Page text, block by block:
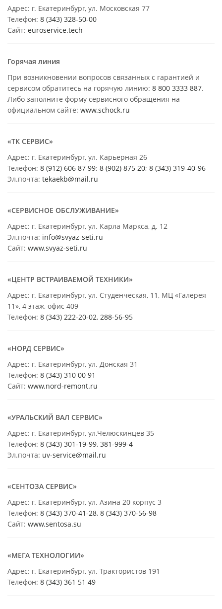
Адрес: г. Екатеринбург, ул. Московская 77
Телефон: 8 (343) 328-50-00
Сайт: euroservice.tech
Горячая линия
При возникновении вопросов связанных с гарантией и
сервисом обратитесь на горячую линию: 8 800 3333 887.
Либо заполните форму сервисного обращения на
официальном сайте: www.schock.ru
«ТК СЕРВИС»
Адрес: г. Екатеринбург, ул. Карьерная 26
Телефон: 8 (912) 606 87 99; 8 (902) 875 20; 8 (343) 319-40-96
Эл.почта: tekaekb@mail.ru
«СЕРВИСНОЕ ОБСЛУЖИВАНИЕ»
Адрес: г. Екатеринбург, ул. Карла Маркса, д. 12
Эл.почта: info@svyaz-seti.ru
Сайт: www.svyaz-seti.ru
«ЦЕНТР ВСТРАИВАЕМОЙ ТЕХНИКИ»
Адрес: г. Екатеринбург, ул. Студенческая, 11, МЦ «Галерея
11», 4 этаж, офис 409
Телефон: 8 (343) 222-20-02, 288-56-95
«НОРД СЕРВИС»
Адрес: г. Екатеринбург, ул. Донская 31
Телефон: 8 (343) 310 00 91
Сайт: www.nord-remont.ru
«УРАЛЬСКИЙ ВАЛ СЕРВИС»
Адрес: г. Екатеринбург, ул.Челюскинцев 35
Телефон: 8 (343) 301-19-99, 381-999-4
Эл.почта: uv-service@mail.ru
«СЕНТОЗА СЕРВИС»
Адрес: г. Екатеринбург, ул. Азина 20 корпус 3
Телефон: 8 (343) 370-41-28, 8 (343) 370-56-98
Сайт: www.sentosa.su
«МЕГА ТЕХНОЛОГИИ»
Адрес: г. Екатеринбург, ул. Трактористов 191
Телефон: 8 (343) 361 51 49